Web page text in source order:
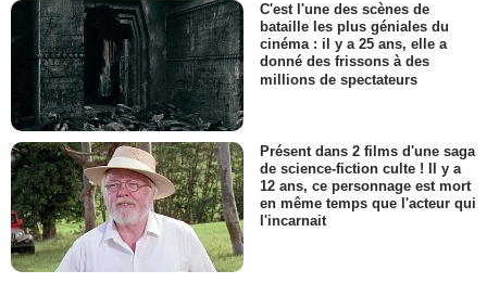
C'est l'une des scènes de
bataille les plus géniales du
cinéma : il y a 25 ans, elle a
donné des frissons à des
millions de spectateurs
Présent dans 2 films d'une saga
de science-fiction culte ! Il y a
12 ans, ce personnage est mort
en même temps que l'acteur qui
l'incarnait